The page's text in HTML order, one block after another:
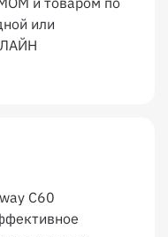
или
C60